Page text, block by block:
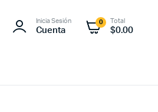
Inicia Sesión
Cuenta
0 Total
$0.00